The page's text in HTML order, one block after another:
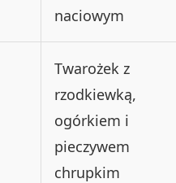
naciowym
Twarożek z
rzodkiewką,
ogórkiem i
pieczywem
chrupkim